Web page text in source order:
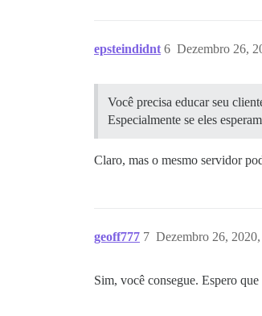
epsteindidnt Dezembro 26,
6
Você precisa educar seu
Especialmente se eles
Claro, mas o mesmo servidor
geoff777 Dezembro 26,
7
Sim, você consegue. Espero